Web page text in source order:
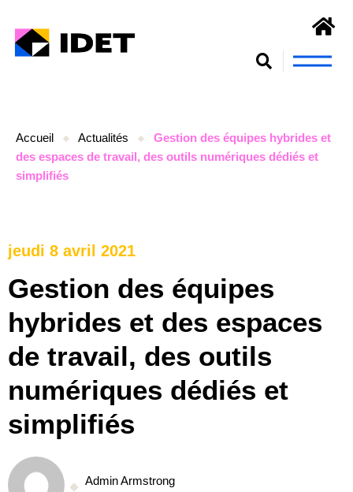
Accueil Actualités
Gestion des équipes hybrides et
des espaces de travail, des outils numériques dédiés et
simplifiés
jeudi 8 avril 2021
Gestion des équipes
hybrides et des espaces
de travail, des outils
numériques dédiés et
simplifiés
Admin Armstrong